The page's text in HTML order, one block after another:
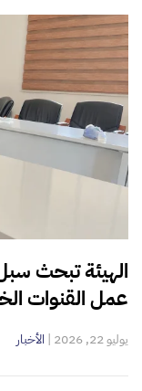
الهيئة تبحث
عمل القنوات
يوليو 22, 2026 | الأخبار